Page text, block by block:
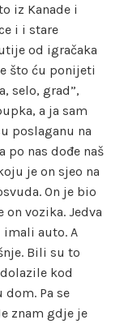
iz Kanade i
i i stare
od igračaka
što ću ponijeti
selo, grad”,
a ja sam
poslaganu na
po nas dođe naš
je on sjeo na
On je bio
on vozika. Jedva
imali auto. A
Bili su to
kod
dom. Pa se
znam gdje je